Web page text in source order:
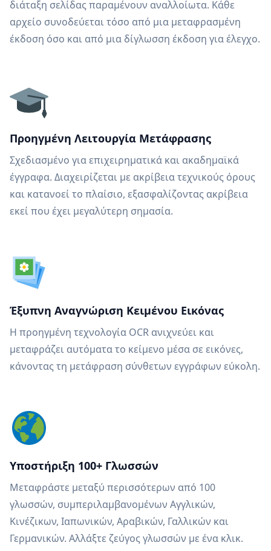
διάταξη σελίδας παραμένουν αναλλοίωτα. Κάθε
αρχείο συνοδεύεται τόσο από μια μεταφρασμένη
έκδοση όσο και από μια δίγλωσση έκδοση για έλεγχο.
Προηγμένη Λειτουργία Μετάφρασης
Σχεδιασμένο για επιχειρηματικά και ακαδημαϊκά
έγγραφα. Διαχειρίζεται με ακρίβεια τεχνικούς όρους
και κατανοεί το πλαίσιο, εξασφαλίζοντας ακρίβεια
εκεί που έχει μεγαλύτερη σημασία.
Έξυπνη Αναγνώριση Κειμένου Εικόνας
Η προηγμένη τεχνολογία OCR ανιχνεύει και
μεταφράζει αυτόματα το κείμενο μέσα σε εικόνες,
κάνοντας τη μετάφραση σύνθετων εγγράφων εύκολη.
Υποστήριξη 100+ Γλωσσών
Μεταφράστε μεταξύ περισσότερων από 100
γλωσσών, συμπεριλαμβανομένων Αγγλικών,
Κινέζικων, Ιαπωνικών, Αραβικών, Γαλλικών και
Γερμανικών. Αλλάξτε ζεύγος γλωσσών με ένα κλικ.